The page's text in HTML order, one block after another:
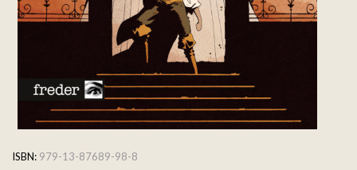
ISBN: 979-13-87689-98-8